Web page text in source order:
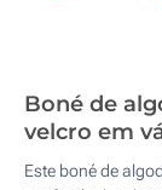
Boné de
velcro em
Este boné de